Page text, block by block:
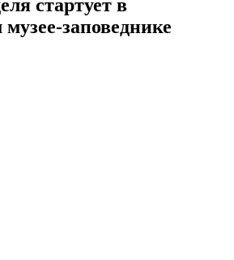
стартует в
заповеднике